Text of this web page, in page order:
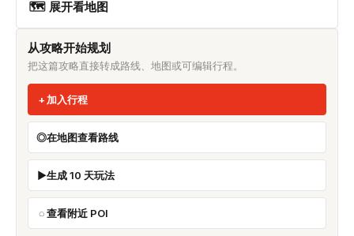
🗺 展开看地图
从攻略开始规划
把这篇攻略直接转成路线、地图或可编辑行程。
加入行程
在地图查看路线
生成 10 天玩法
查看附近 POI